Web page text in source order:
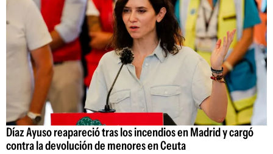
Díaz Ayuso reapareció tras los incendios en Madrid y cargó
contra la devolución de menores en Ceuta